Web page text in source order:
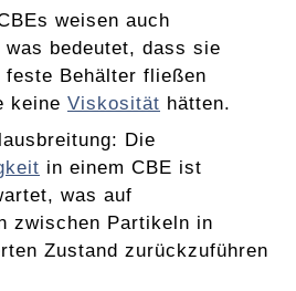
weisen auch
bedeutet, dass sie
Behälter fließen
keine Viskosität hätten.
Die
in einem CBE ist
was auf
zwischen Partikeln in
Zustand zurückzuführen